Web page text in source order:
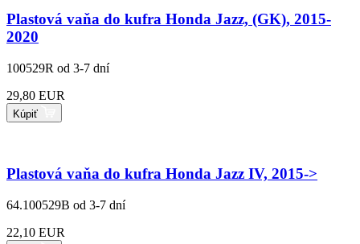
Plastová vaňa do kufra Honda Jazz, (GK), 2015-
2020
100529R od 3-7 dní
29,80 EUR
Kúpiť
Plastová vaňa do kufra Honda Jazz IV, 2015->
64.100529B od 3-7 dní
22,10 EUR